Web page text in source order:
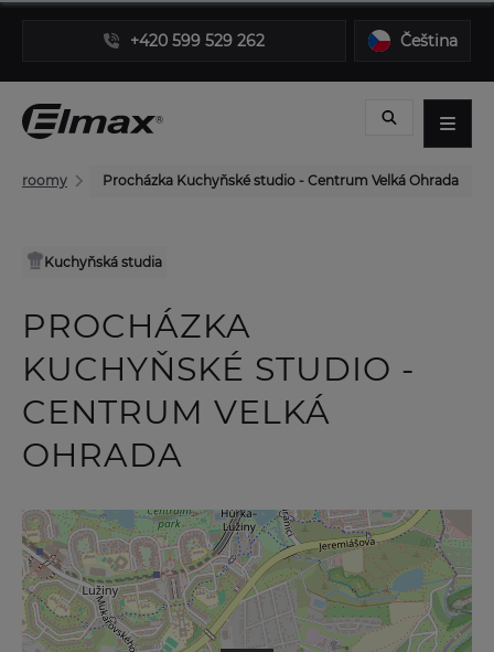
+420 599 529 262 Čeština
Procházka Kuchyňské studio - Centrum Velká Ohrada
Kuchyňská studia
PROCHÁZKA
KUCHYŇSKÉ STUDIO -
CENTRUM VELKÁ
OHRADA